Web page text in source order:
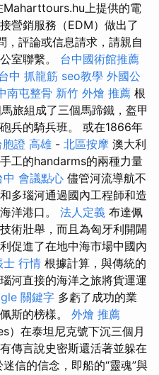
Maharttours.hu上提供的電
營銷服務（EDM）做出了
，評論或信息請求，請親自
室聯繫。 台中國術館推薦
中 抓龍筋 seo教學 外國公
南屯整骨 新竹 外燴 推薦 根
旅組成了三個馬蹄鐵，盔甲
兵的騎兵班。 或在1866年
胞證 高雄 - 北區按摩 澳大利
工的handarms的兩種力量
中 會議點心 儘管河流導航不
多瑙河通過國內工程師和造
洋港口。 法人定義 布達佩
術壯舉，而且為匈牙利開闢
促進了在地中海市場中國內
士 行情 根據計算，與傳統的
河直接的海洋之旅將貨運運
關鍵字 多虧了成功的業
斯的榜樣。 外燴 推薦
）在泰坦尼克號下沉三個月
傳言說史密斯還活著並躲在
信的信念，即船的“靈魂”與